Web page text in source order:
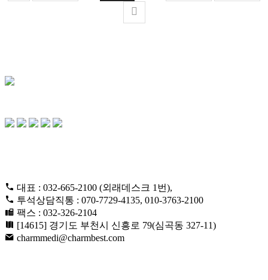
대표 : 032-665-2100 (외래데스크 1번),
투석상담직통 : 070-7729-4135, 010-3763-2100
팩스 : 032-326-2104
[14615] 경기도 부천시 신흥로 79(심곡동 327-11)
charmmedi@charmbest.com